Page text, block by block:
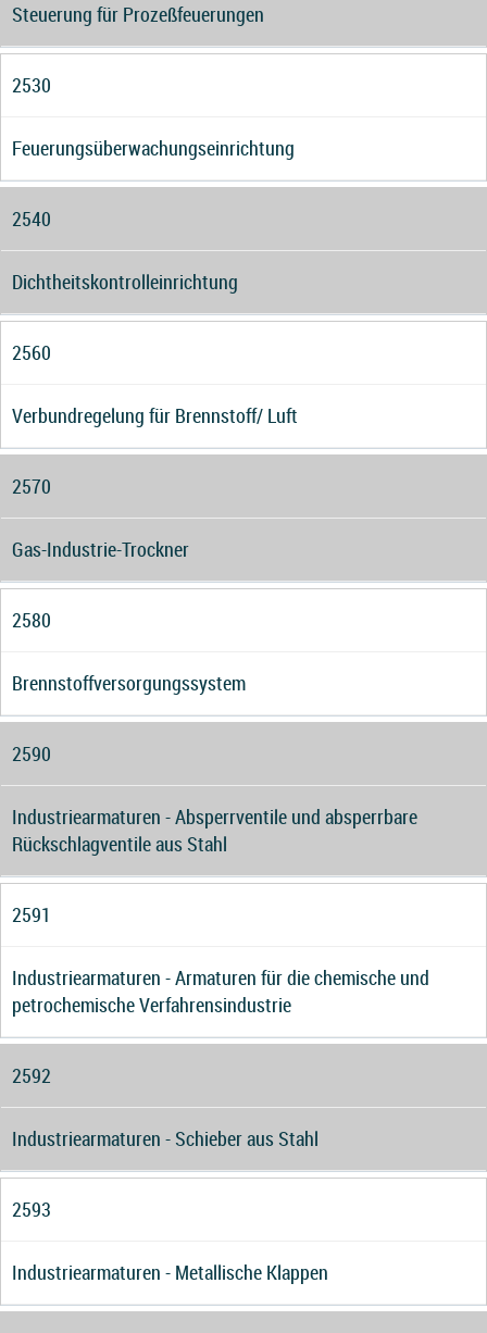
Steuerung für Prozeßfeuerungen
2530
Feuerungsüberwachungseinrichtung
2540
Dichtheitskontrolleinrichtung
2560
Verbundregelung für Brennstoff/ Luft
2570
Gas-Industrie-Trockner
2580
Brennstoffversorgungssystem
2590
Industriearmaturen - Absperrventile und absperrbare
Rückschlagventile aus Stahl
2591
Industriearmaturen - Armaturen für die chemische und
petrochemische Verfahrensindustrie
2592
Industriearmaturen - Schieber aus Stahl
2593
Industriearmaturen - Metallische Klappen